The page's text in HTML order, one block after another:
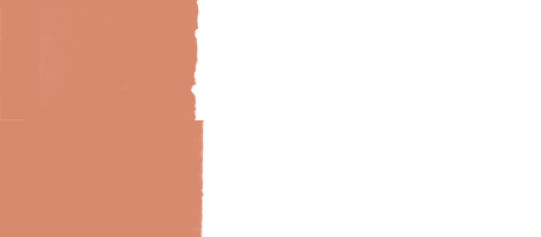
Bild-Brillux_0033_BX_Designb-Fliese-102-8